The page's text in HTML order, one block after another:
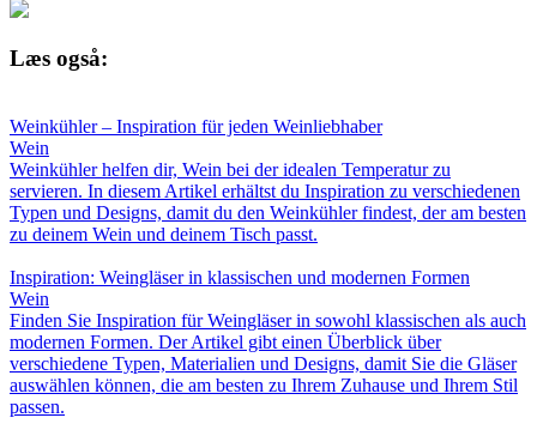
Læs også:
Weinkühler – Inspiration für jeden Weinliebhaber
Wein
Weinkühler helfen dir, Wein bei der idealen Temperatur zu
servieren. In diesem Artikel erhältst du Inspiration zu verschiedenen
Typen und Designs, damit du den Weinkühler findest, der am besten
zu deinem Wein und deinem Tisch passt.
Inspiration: Weingläser in klassischen und modernen Formen
Wein
Finden Sie Inspiration für Weingläser in sowohl klassischen als auch
modernen Formen. Der Artikel gibt einen Überblick über
verschiedene Typen, Materialien und Designs, damit Sie die Gläser
auswählen können, die am besten zu Ihrem Zuhause und Ihrem Stil
passen.